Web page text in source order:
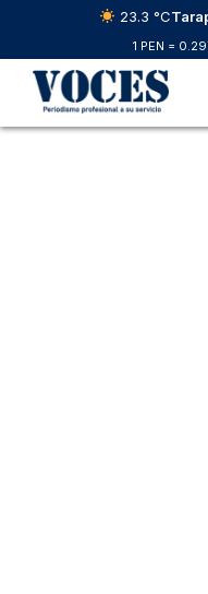
23.3 °C
1 PEN =